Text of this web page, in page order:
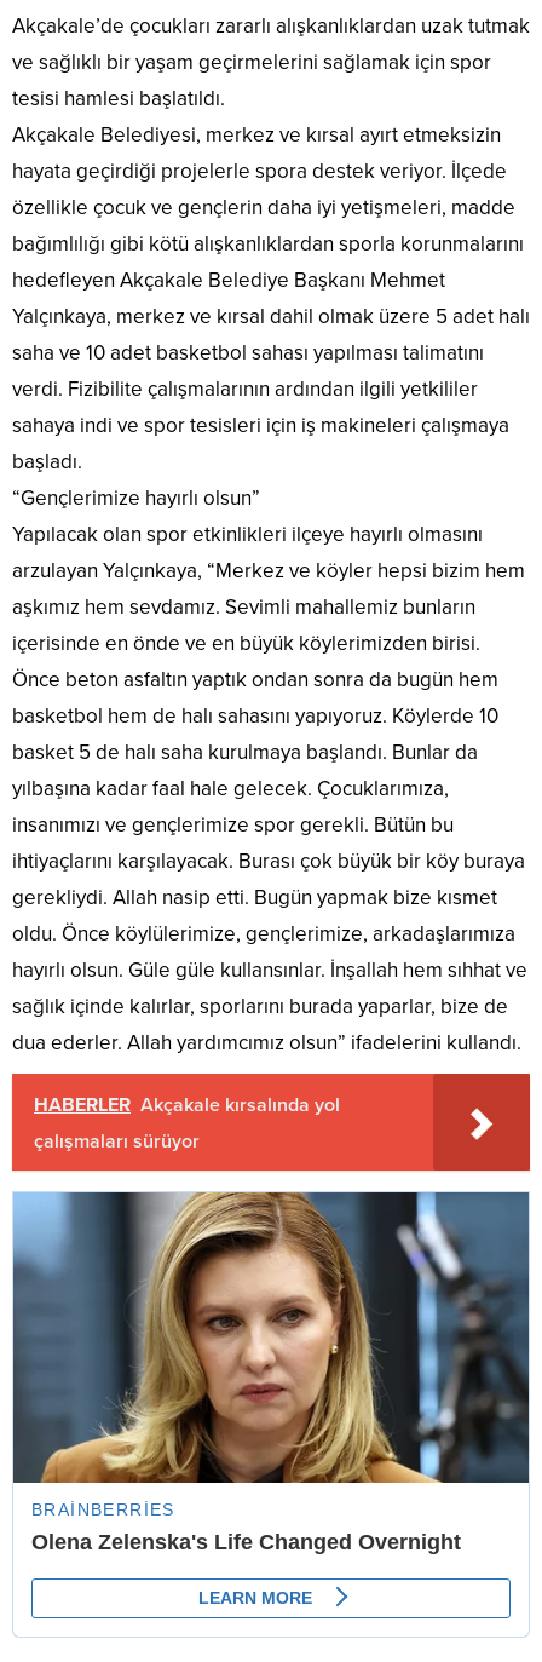
Akçakale’de çocukları zararlı alışkanlıklardan uzak tutmak
ve sağlıklı bir yaşam geçirmelerini sağlamak için spor
tesisi hamlesi başlatıldı.
Akçakale Belediyesi, merkez ve kırsal ayırt etmeksizin
hayata geçirdiği projelerle spora destek veriyor. İlçede
özellikle çocuk ve gençlerin daha iyi yetişmeleri, madde
bağımlılığı gibi kötü alışkanlıklardan sporla korunmalarını
hedefleyen Akçakale Belediye Başkanı Mehmet
Yalçınkaya, merkez ve kırsal dahil olmak üzere 5 adet halı
saha ve 10 adet basketbol sahası yapılması talimatını
verdi. Fizibilite çalışmalarının ardından ilgili yetkililer
sahaya indi ve spor tesisleri için iş makineleri çalışmaya
başladı.
“Gençlerimize hayırlı olsun”
Yapılacak olan spor etkinlikleri ilçeye hayırlı olmasını
arzulayan Yalçınkaya, “Merkez ve köyler hepsi bizim hem
aşkımız hem sevdamız. Sevimli mahallemiz bunların
içerisinde en önde ve en büyük köylerimizden birisi.
Önce beton asfaltın yaptık ondan sonra da bugün hem
basketbol hem de halı sahasını yapıyoruz. Köylerde 10
basket 5 de halı saha kurulmaya başlandı. Bunlar da
yılbaşına kadar faal hale gelecek. Çocuklarımıza,
insanımızı ve gençlerimize spor gerekli. Bütün bu
ihtiyaçlarını karşılayacak. Burası çok büyük bir köy buraya
gerekliydi. Allah nasip etti. Bugün yapmak bize kısmet
oldu. Önce köylülerimize, gençlerimize, arkadaşlarımıza
hayırlı olsun. Güle güle kullansınlar. İnşallah hem sıhhat ve
sağlık içinde kalırlar, sporlarını burada yaparlar, bize de
dua ederler. Allah yardımcımız olsun” ifadelerini kullandı.
HABERLER Akçakale kırsalında yol
çalışmaları sürüyor